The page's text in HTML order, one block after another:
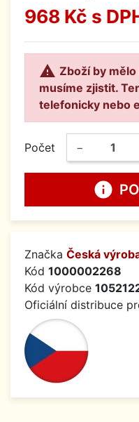
968 Kč s
 Zboží by
musíme zjistit.
telefonicky nebo
Počet −
info
Značka Česká
Kód 1000002268
Kód výrobce
Oficiální distribuce